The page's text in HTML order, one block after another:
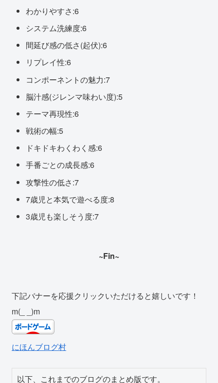
わかりやすさ:6
システム洗練度:6
間延び感の低さ(起伏):6
リプレイ性:6
コンポーネントの魅力:7
脳汁感(ジレンマ味わい度):5
テーマ再現性:6
戦術の幅:5
ドキドキわくわく感:6
手番ごとの成長感:6
攻撃性の低さ:7
7歳児と本気で遊べる度:8
3歳児も楽しそう度:7
~Fin~
下記バナーを応援クリックいただけると嬉しいです！
m(_ _)m
にほんブログ村